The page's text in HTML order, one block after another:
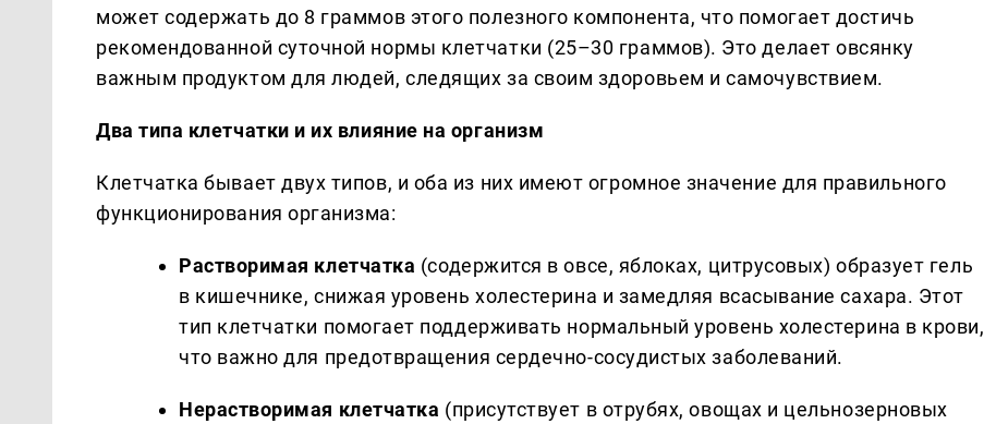
может содержать до 8 граммов этого полезного компонента, что помогает достичь
рекомендованной суточной нормы клетчатки (25–30 граммов). Это делает овсянку
важным продуктом для людей, следящих за своим здоровьем и самочувствием.
Два типа клетчатки и их влияние на организм
Клетчатка бывает двух типов, и оба из них имеют огромное значение для правильного
функционирования организма:
Растворимая клетчатка (содержится в овсе, яблоках, цитрусовых) образует гель
в кишечнике, снижая уровень холестерина и замедляя всасывание сахара. Этот
тип клетчатки помогает поддерживать нормальный уровень холестерина в крови,
что важно для предотвращения сердечно-сосудистых заболеваний.
Нерастворимая клетчатка (присутствует в отрубях, овощах и цельнозерновых